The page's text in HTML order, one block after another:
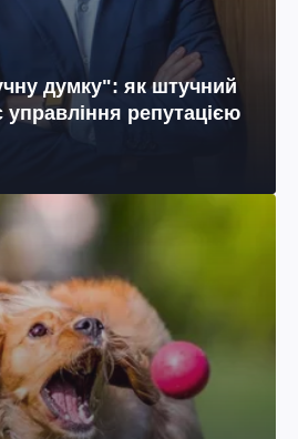
думку": як штучний
управління репутацією